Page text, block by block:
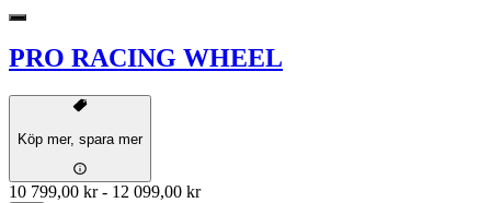
PRO RACING WHEEL
Köp mer, spara mer
10 799,00 kr- 12 099,00 kr